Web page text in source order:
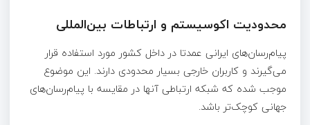
محدودیت اکوسیستم و ارتباطات بین‌المللی
پیام‌رسان‌های ایرانی عمدتا در داخل کشور مورد استفاده قرار
می‌گیرند و کاربران خارجی بسیار محدودی دارند. این موضوع
موجب شده که شبکه ارتباطی آنها در مقایسه با پیام‌رسان‌های
جهانی کوچک‌تر باشد.